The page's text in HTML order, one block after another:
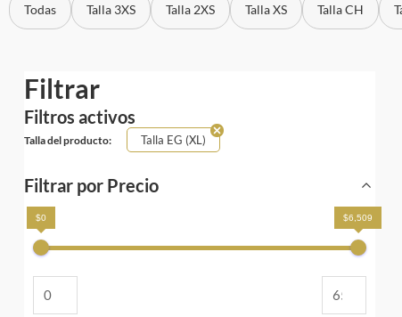
Todas Talla 3XS Talla 2XS Talla XS Talla CH
Filtrar
Filtros activos
Talla del producto: Talla EG (XL)
Filtrar por Precio
$0 $6,509